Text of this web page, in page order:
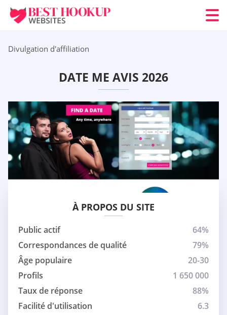
Divulgation d'affiliation
DATE ME AVIS 2026
À PROPOS DU SITE
Public actif
64%
Correspondances de qualité
79%
Âge populaire
20-30
Profils
1 650 000
Taux de réponse
88%
Facilité d'utilisation
6.3